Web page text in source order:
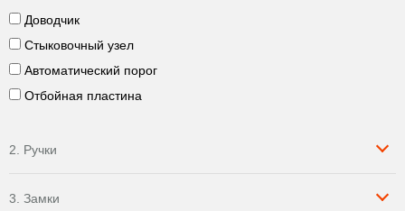
Доводчик
Стыковочный узел
Автоматический порог
Отбойная пластина
2. Ручки
3. Замки